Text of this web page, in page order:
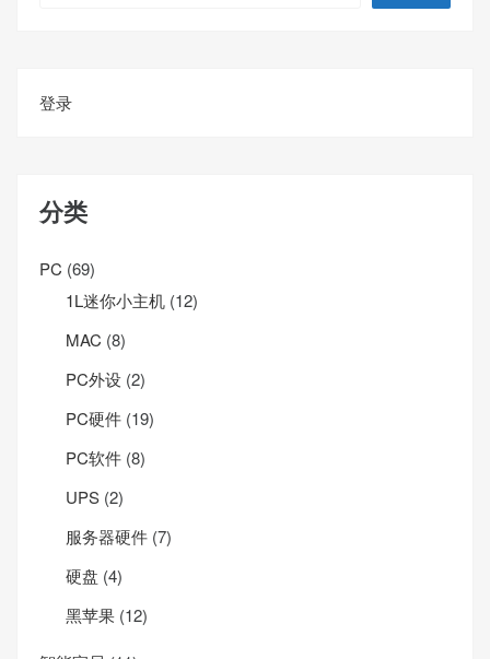
登录
分类
PC (69)
1L迷你小主机 (12)
MAC (8)
PC外设 (2)
PC硬件 (19)
PC软件 (8)
UPS (2)
服务器硬件 (7)
硬盘 (4)
黑苹果 (12)